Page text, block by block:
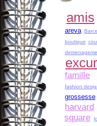
amis
areva
boutique
famille
fashion
grossesse
harvard
square